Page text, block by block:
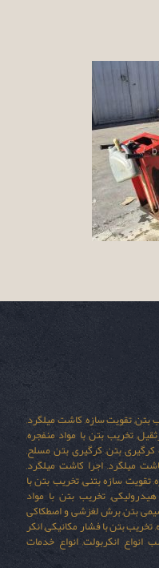
بتن, تقویت سازه, کاشت میلگرد,
تخریب بتن با مواد منفجره,
کرگیری بتن, کرگیری بتن مسلح,
میلگرد, اجرا کاشت میلگرد,
سازه بتنی, تخریب بتن با
تخریب بتن با مواد
بتن, برش لغزشی و اصطکاکی
بتن با فشار مکانیکی, انکر
انواع انکربولت, انواع خدمات